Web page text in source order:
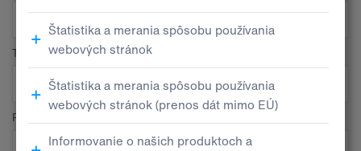
Telefón
Pobočka